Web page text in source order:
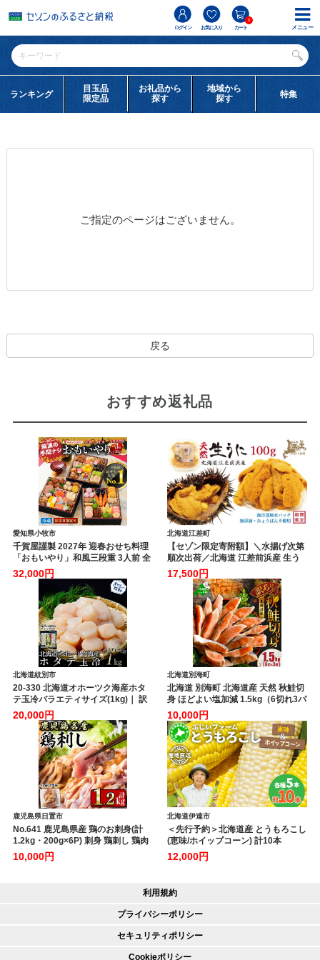
ログイン お気に入り カート
0
ランキング
目玉品
限定品
お礼品から
探す
地域から
探す
特集
ご指定のページはございません。
戻る
おすすめ返礼品
愛知県小牧市
千賀屋謹製 2027年 迎春おせち料理
「おもいやり」和風三段重 3人前 全
38品 冷蔵 おせち料理 年内配送 お節
冷蔵おせち 人気 [035S02]
32,000円
北海道江差町
【セゾン限定寄附額】＼水揚げ次第
順次出荷／北海道 江差前浜産 生う
に 100g【天然・無添加・みょうば
ん不使用】令和8年 江差産キタム
ラサキウニ 日本海熊石産海洋深層
水 塩水ウニ 素材を生かした自然
の味 国産うに 雲丹 100グラム
パック個包装
17,500円
北海道紋別市
20-330 北海道オホーツク海産ホタ
テ玉冷バラエティサイズ(1kg)｜ 訳
あり サイズ不揃い
20,000円
北海道別海町
北海道 別海町 北海道産 天然 秋鮭切
身 ほどよい塩加減 1.5kg（6切れ3パ
ック）【MT000TS00】
10,000円
鹿児島県日置市
No.641 鹿児島県産 鶏のお刺身(計
1.2kg・200g×6P) 刺身 鶏刺し 鶏肉
お肉 小分け 個包装 晩酌 おつまみ お
かず 冷凍 【やきにく茶屋和昇】
10,000円
北海道伊達市
＜先行予約＞北海道産 とうもろこし
(恵味/ホイップコーン) 計10本
【55250517】トウモロコシ とうき
び イエロー ホワイト コーン スイー
海道 伊達市
12,000円
利用規約
プライバシーポリシー
セキュリティポリシー
Cookieポリシー
メニュー